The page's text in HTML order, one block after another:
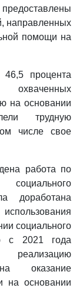
направленных
помощи на
процента
на основании
трудную
числе свое
работа по
доработана
социального
с 2021 года
реализацию
оказание
на основании